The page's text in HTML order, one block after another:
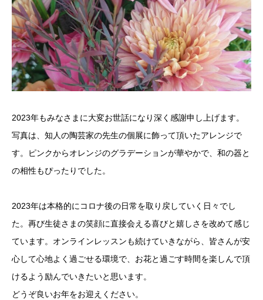
2023年もみなさまに大変お世話になり深く感謝申し上げます。
写真は、知人の陶芸家の先生の個展に飾って頂いたアレンジで
す。ピンクからオレンジのグラデーションが華やかで、和の器と
の相性もぴったりでした。
2023年は本格的にコロナ後の日常を取り戻していく日々でし
た。再び生徒さまの笑顔に直接会える喜びと嬉しさを改めて感じ
ています。オンラインレッスンも続けていきながら、皆さんが安
心して心地よく過ごせる環境で、お花と過ごす時間を楽しんで頂
けるよう励んでいきたいと思います。
どうぞ良いお年をお迎えください。